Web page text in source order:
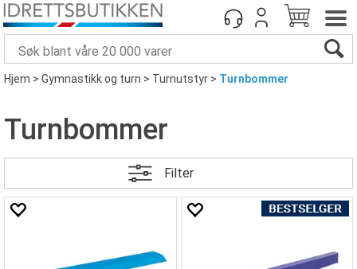
Hjem>Gymnastikk og turn>Turnutstyr>Turnbommer
Turnbommer
Filter